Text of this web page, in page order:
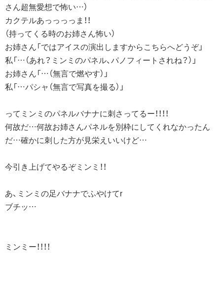
さん超無愛想で怖い…）
カクテルあっっっっま！！
（持ってくる時のお姉さん怖い）
お姉さん「ではアイスの演出しますからこちらへどうぞ」
私「…（あれ？ミンミのパネル、パノフィートされね？）」
お姉さん「…（無言で燃やす）」
私「…パシャ（無言で写真を撮る）」
ってミンミのパネルバナナに刺さってるー！！！！
何故だ…何故お姉さんパネルを別枠にしてくれなかったん
だ…確かに刺した方が見栄えいいけど…
今引き上げてやるぞミンミ！！
あ、ミンミの足バナナでふやけてr
ブチッ…
ミンミー！！！！